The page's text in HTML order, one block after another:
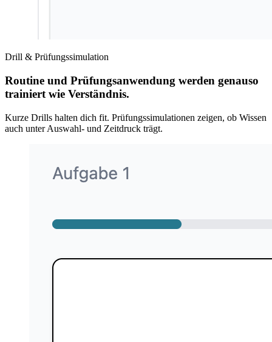
Drill & Prüfungssimulation
Routine und Prüfungsanwendung werden genauso
trainiert wie Verständnis.
Kurze Drills halten dich fit. Prüfungssimulationen zeigen, ob Wissen
auch unter Auswahl- und Zeitdruck trägt.